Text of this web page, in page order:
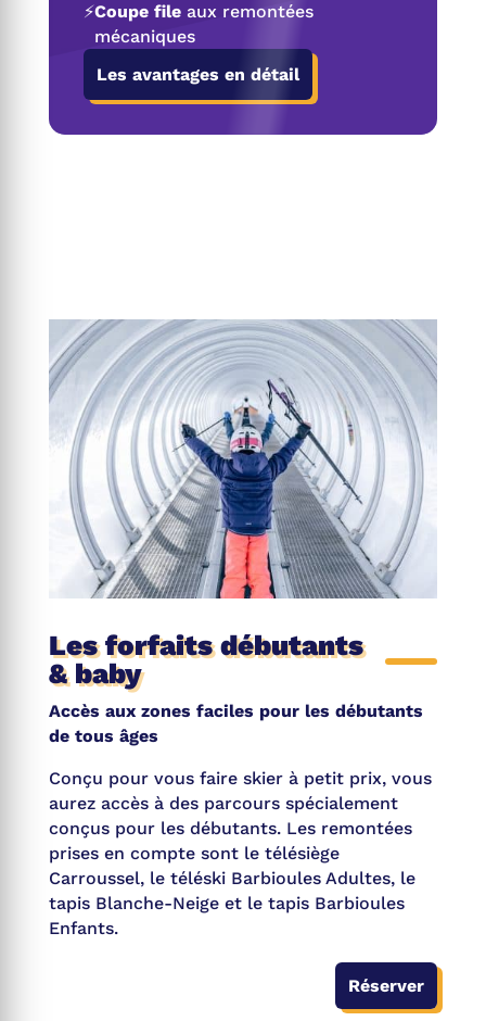
⚡Coupe fileaux remontées
mécaniques
Les avantages en détail
Les forfaits débutants
& baby
Accès aux zones faciles pour les débutants
de tous âges
Conçu pour vous faire skier à petit prix, vous
aurez accès à des parcours spécialement
conçus pour les débutants. Les remontées
prises en compte sont le télésiège
Carroussel, le téléski Barbioules Adultes, le
tapis Blanche-Neige et le tapis Barbioules
Enfants.
Réserver